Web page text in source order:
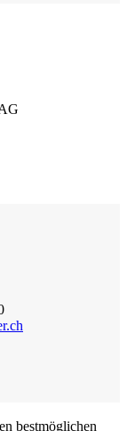
bestmöglichen